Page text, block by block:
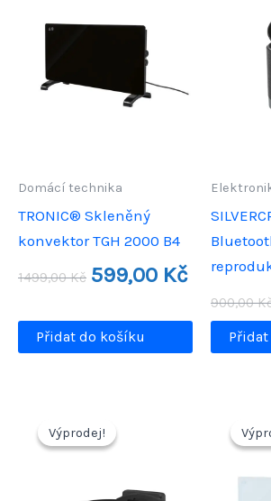
Domácí technika
TRONIC® Skleněný
konvektor TGH 2000 B4
1499,00Kč
Původní
cena
1499,00 Kč.
599,00 Kč Aktuální
599,00 Kč.
Přidat do košíku
900,00
Výprodej!
Výprodej!